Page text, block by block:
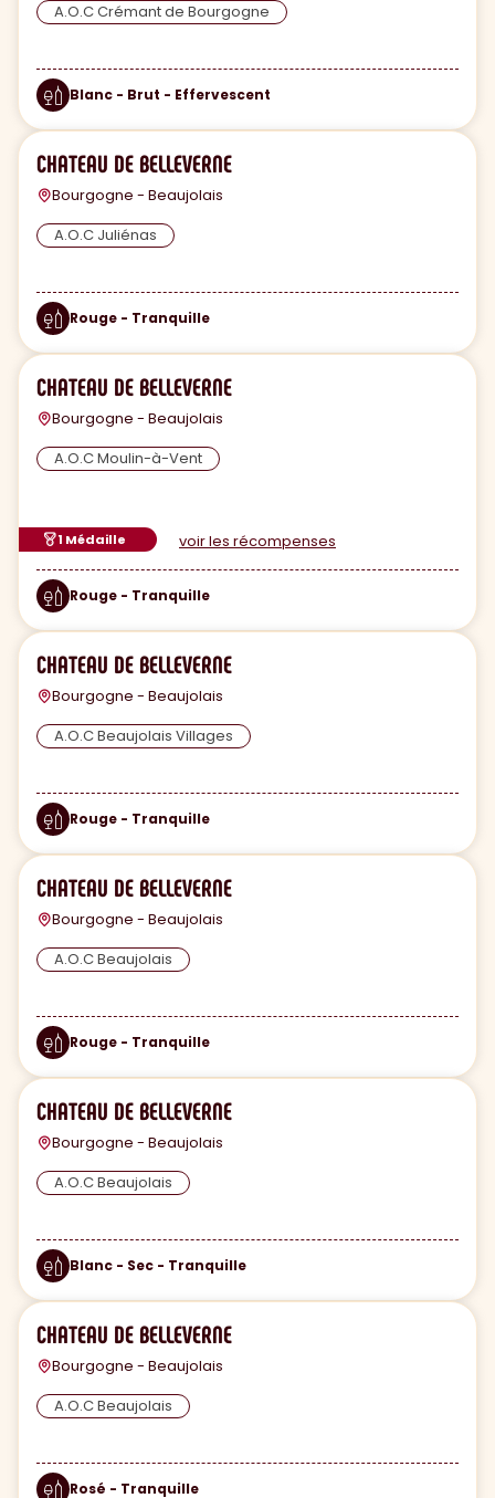
A.O.C Crémant de Bourgogne
Blanc - Brut - Effervescent
CHATEAU DE BELLEVERNE
Bourgogne - Beaujolais
A.O.C Juliénas
Rouge - Tranquille
CHATEAU DE BELLEVERNE
Bourgogne - Beaujolais
A.O.C Moulin-à-Vent
1 Médaille voir les récompenses
Rouge - Tranquille
CHATEAU DE BELLEVERNE
Bourgogne - Beaujolais
A.O.C Beaujolais Villages
Rouge - Tranquille
CHATEAU DE BELLEVERNE
Bourgogne - Beaujolais
A.O.C Beaujolais
Rouge - Tranquille
CHATEAU DE BELLEVERNE
Bourgogne - Beaujolais
A.O.C Beaujolais
Blanc - Sec - Tranquille
CHATEAU DE BELLEVERNE
Bourgogne - Beaujolais
A.O.C Beaujolais
Rosé - Tranquille